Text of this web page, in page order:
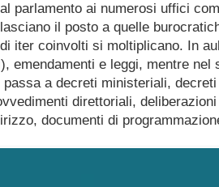
parlamento ai numerosi uffici
il posto a quelle
iter coinvolti si moltiplicano. In
emendamenti e leggi, mentre nel
a decreti ministeriali,
direttoriali,
documenti di